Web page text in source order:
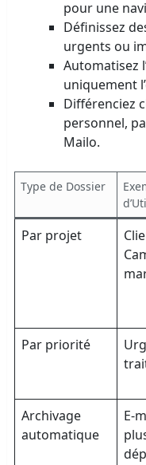
pour une
Définissez
urgents ou
Automatisez
uniquement
Différenciez
personnel,
Mailo.
Type de Dossier
Par projet
Par priorité
Archivage
automatique
E-